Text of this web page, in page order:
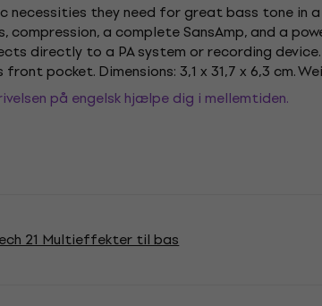
necessities they need for great bass tone in
a complete SansAmp, and a
directly to a PA system or recording device.
pocket. Dimensions: 3,1 x 31,7 x 6,3 cm.
på engelsk hjælpe dig i mellemtiden.
21 Multieffekter til bas